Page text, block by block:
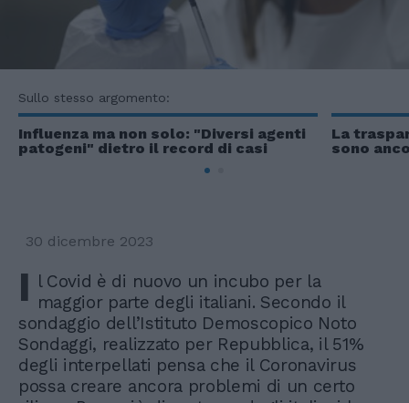
Sullo stesso argomento:
Influenza ma non solo: "Diversi agenti
patogeni" dietro il record di casi
La
sono
30 dicembre 2023
I l Covid è di nuovo un incubo per la
maggior parte degli italiani. Secondo il
sondaggio dell’Istituto Demoscopico Noto
Sondaggi, realizzato per Repubblica, il 51%
degli interpellati pensa che il Coronavirus
possa creare ancora problemi di un certo